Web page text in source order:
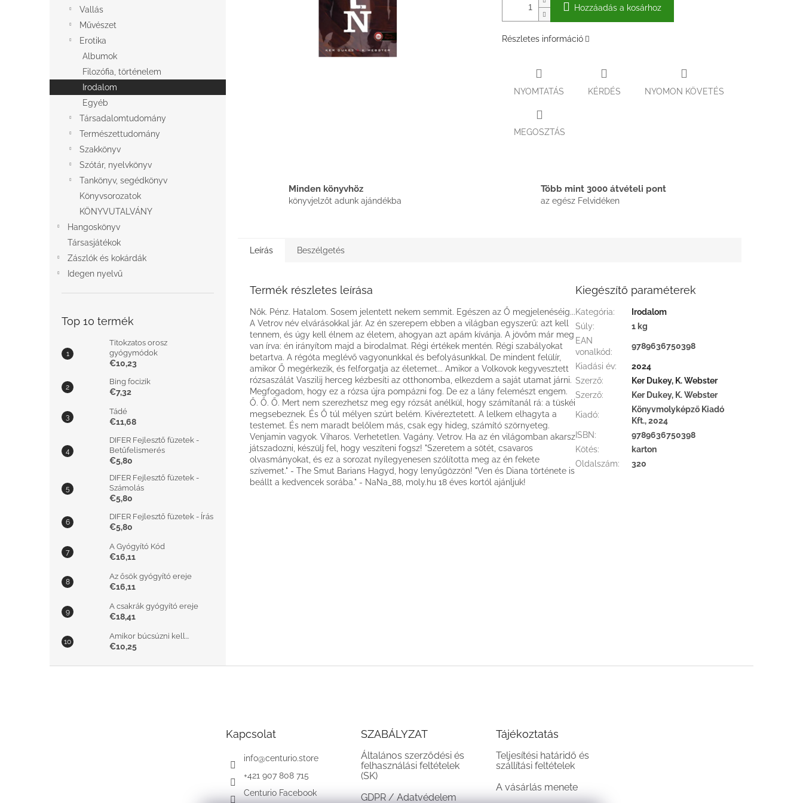
Vallás
Művészet
Erotika
Albumok
Filozófia, történelem
Irodalom
Egyéb
Társadalomtudomány
Természettudomány
Szakkönyv
Szótár, nyelvkönyv
Tankönyv, segédkönyv
Könyvsorozatok
KÖNYVUTALVÁNY
Hangoskönyv
Társasjátékok
Zászlók és kokárdák
Idegen nyelvű
Top 10 termék
Titokzatos orosz
gyógymódok
€10,23
Bing focizik
€7,32
Tádé
€11,68
DIFER Fejlesztő füzetek -
Betűfelismerés
€5,80
DIFER Fejlesztő füzetek -
Számolás
€5,80
DIFER Fejlesztő füzetek - Írás
€5,80
A Gyógyító Kód
€16,11
Az ősök gyógyító ereje
€16,11
A csakrák gyógyító ereje
€18,41
Amikor búcsúzni kell...
€10,25
Hozzáadás a kosárhoz
Részletes információ
NYOMTATÁS KÉRDÉS NYOMON KÖVETÉS
MEGOSZTÁS
Minden könyvhöz
könyvjelzőt adunk ajándékba
Több mint 3000 átvételi pont
az egész Felvidéken
Leírás Beszélgetés
Termék részletes leírása
Nők. Pénz. Hatalom. Sosem jelentett nekem semmit. Egészen az Ő megjelenéséig...
A Vetrov név elvárásokkal jár. Az én szerepem ebben a világban egyszerű: azt kell
tennem, és úgy kell élnem az életem, ahogyan azt apám kívánja. A jövőm már meg
van írva: én irányítom majd a birodalmat. Régi értékek mentén. Régi szabályokat
betartva. A régóta meglévő vagyonunkkal és befolyásunkkal. De mindent felülír,
amikor Ő megérkezik, és felforgatja az életemet... Amikor a Volkovok kegyvesztett
rózsaszálát Vaszilij herceg kézbesíti az otthonomba, elkezdem a saját utamat járni.
Megfogadom, hogy ez a rózsa újra pompázni fog. De ez a lány felemészt engem.
Ő. Ő. Ő. Mert nem szerezhetsz meg egy rózsát anélkül, hogy számítanál rá: a tüskéi
megsebeznek. És Ő túl mélyen szúrt belém. Kivéreztetett. A lelkem elhagyta a
testemet. És nem maradt belőlem más, csak egy hideg, számító szörnyeteg.
Venjamin vagyok. Viharos. Verhetetlen. Vagány. Vetrov. Ha az én világomban akarsz
játszadozni, készülj fel, hogy veszíteni fogsz! "Szeretem a sötét, csavaros
olvasmányokat, és ez a sorozat nyílegyenesen szólította meg az én fekete
szívemet." - The Smut Barians Hagyd, hogy lenyűgözzön! "Ven és Diana története is
beállt a kedvencek sorába." - NaNa_88, moly.hu 18 éves kortól ajánljuk!
Kiegészítő paraméterek
Kategória:
Irodalom
Súly:
1 kg
EAN
vonalkód:
9789636750398
Kiadási év:
2024
Szerző:
Ker Dukey, K. Webster
Szerző: Ker Dukey, K. Webster
Kiadó:
Könyvmolyképző Kiadó
Kft., 2024
ISBN:
9789636750398
Kötés:
karton
Oldalszám: 320
Kapcsolat
info@centurio.store
+421 907 808 715
Centurio Facebook
SZABÁLYZAT
Általános szerződési és
felhasználási feltételek
(SK)
GDPR / Adatvédelem
Tájékoztatás
Teljesítési határidő és
szállítási feltételek
A vásárlás menete